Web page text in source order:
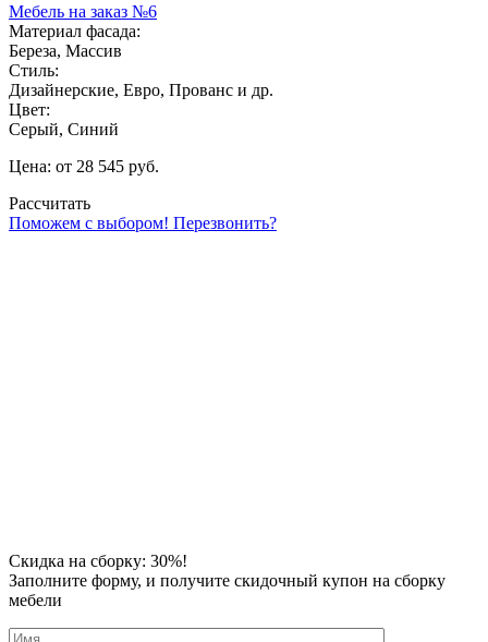
Мебель на заказ №6
Материал фасада:
Береза, Массив
Стиль:
Дизайнерские, Евро, Прованс и др.
Цвет:
Серый, Синий
Цена: от 28 545 руб.
Рассчитать
Поможем с выбором! Перезвонить?
Скидка на сборку: 30%!
Заполните форму, и получите скидочный купон на сборку
мебели